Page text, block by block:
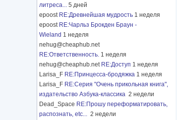
литреса... 5 дней
epoost RE:Древнейшая мудрость 1 неделя
epoost RE:Чарльз Брокден Браун -
Wieland 1 неделя
nehug@cheaphub.net
RE:Ответственность. 1 неделя
nehug@cheaphub.net RE:Доступ 1 неделя
Larisa_F RE:Принцесса-бродяжка 1 неделя
Larisa_F RE:Серия "Очень прикольная книга",
издательство Азбука-классика 2 недели
Dead_Space RE:Прошу переформатировать,
распознать, etc... 2 недели